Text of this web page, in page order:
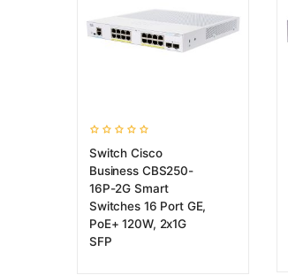
Switch Cisco
Business CBS250-
16P-2G Smart
Switches 16 Port GE,
PoE+ 120W, 2x1G
SFP